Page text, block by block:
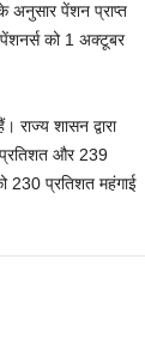
अनुसार पेंशन प्राप्त
पेंशनर्स को 1 अक्टूबर
शासन द्वारा
प्रतिशत और 239
230 प्रतिशत महंगाई